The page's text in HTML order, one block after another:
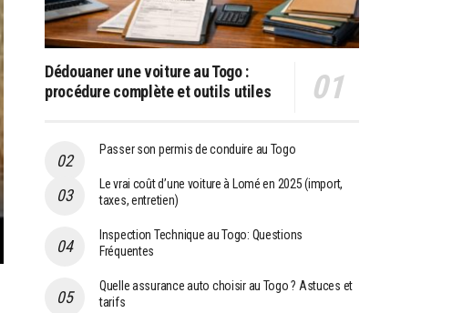
Dédouaner une voiture au Togo :
procédure complète et outils utiles
Passer son permis de conduire au Togo
Le vrai coût d’une voiture à Lomé en 2025 (import,
taxes, entretien)
Inspection Technique au Togo: Questions
Fréquentes
Quelle assurance auto choisir au Togo ? Astuces et
tarifs